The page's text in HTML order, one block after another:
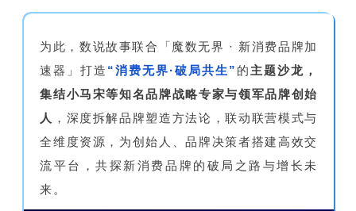
为此，数说故事联合「魔数无界 · 新消费品牌加
速器」打造 “消费无界·破局共生” 的 主题沙龙 ，
集结小马宋等知名品牌战略专家与领军品牌创始
人 ，深度拆解品牌塑造方法论，联动联营模式与
全维度资源，为创始人、品牌决策者搭建高效交
流平台，共探新消费品牌的破局之路与增长未
来。